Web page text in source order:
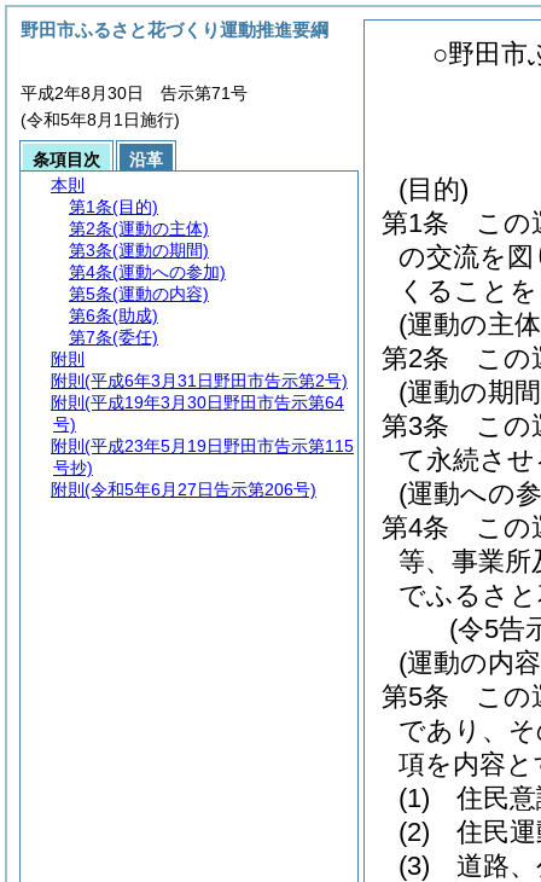
○野田市
(目的)
第1条
この
の交流を
くること
(運動の主
第2条
この
(運動の期
第3条
この
て永続さ
(運動への
第4条
この
等、事業
でふるさ
(令5告
(運動の内
第5条
この
であり、
項を内容
(1)
住民
(2)
住民
(3)
道路
野田市ふるさと花づくり運動推進要綱
平成2年8月30日 告示第71号
(令和5年8月1日施行)
条項目次
沿革
本則
第1条(目的)
第2条(運動の主体)
第3条(運動の期間)
第4条(運動への参加)
第5条(運動の内容)
第6条(助成)
第7条(委任)
附則
附則 (平成6年3月31日野田市告示第2号)
附則 (平成19年3月30日野田市告示第64
号)
附則 (平成23年5月19日野田市告示第115
号抄)
附則 (令和5年6月27日告示第206号)